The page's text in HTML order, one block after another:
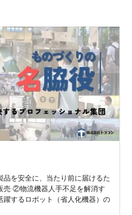
を安全に、当たり前に届けるた
売 ②物流機器人手不足を解消す
躍するロボット（省人化機器）の